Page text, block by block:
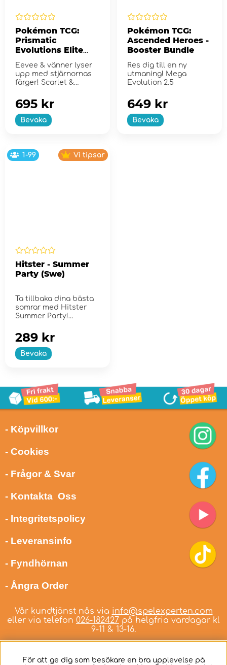
Pokémon TCG:
Prismatic
Evolutions Elite
Eevee & vänner lyser
upp med stjärnornas
färger! Scarlet &
Bevaka
695 kr
Pokémon TCG:
Ascended Heroes -
Booster Bundle
Res dig till en ny
utmaning! Mega
Evolution 2.5
Bevaka
649 kr
1-99 Vi tipsar
Hitster - Summer
Party (Swe)
Ta tillbaka dina bästa
somrar med Hitster
Summer Party!
Bevaka
289 kr
- Köpvillkor
- Cookies
- Frågor & Svar
- Kontakta Oss
- Integritetspolicy
- Leveransinfo
- Fyndhörnan
- Ångra Order
Vår kundtjänst nås via info@spelexperten.com
eller via telefon 026-182427 på helgfria vardagar kl
9-11 & 13-16.
För att ge dig som besökare en bra upplevelse på